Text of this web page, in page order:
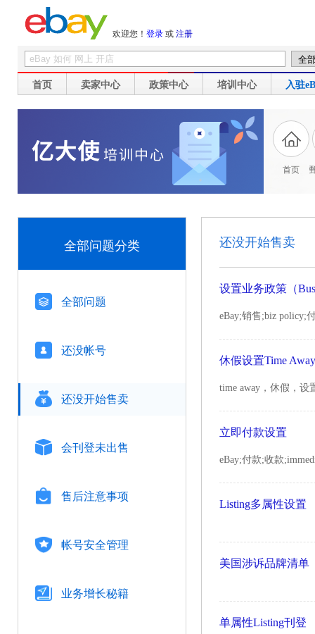
欢迎您！ 登录 或 注册
首页 卖家中心 政策中心 培训中心 入驻
首页
全部问题分类
全部问题
还没帐号
还没开始售卖
会刊登未出售
售后注意事项
帐号安全管理
业务增长秘籍
还没开始售卖
设置业务政策（
eBay;销售;biz policy;
休假设置Time Away
time away，休假，设
立即付款设置
eBay;付款;收款
Listing多属性设置
美国涉诉品牌清单
单属性Listing刊登